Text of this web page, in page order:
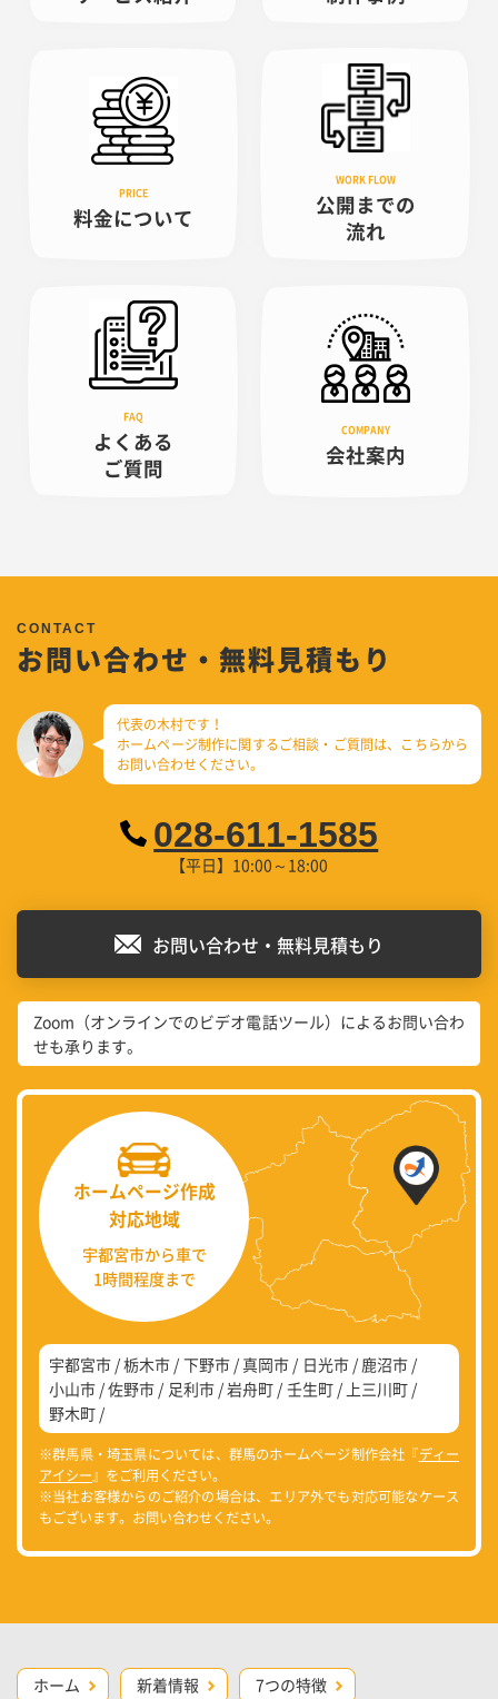
料金について
公開までの
流れ
よくある
ご質問
会社案内
お問い合わせ・無料見積もり
代表の木村です！
ホームページ制作に関するご相談・ご質問は、 こちらから
お問い合わせください。
028-611-1585
【平日】10:00～18:00
お問い合わせ・無料見積もり
Zoom（オンラインでのビデオ電話ツール）によるお問い合わ
せも承ります。
ホームページ作成
対応地域
宇都宮市から車で
1時間程度まで
宇都宮市 栃木市 下野市 真岡市 日光市
鹿沼市
小山市 佐野市 足利市 岩舟町 壬生町
上三川町
野木町
※群馬県・埼玉県については、群馬のホームページ制作会社『ディー
アイシー』をご利用ください。
※当社お客様からのご紹介の場合は、エリア外でも対応可能なケース
もございます。お問い合わせください。
ホーム 新着情報 7つの特徴